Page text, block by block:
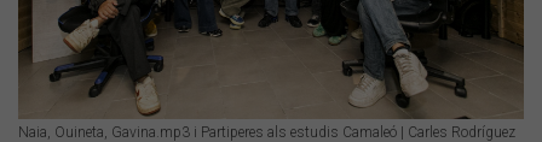
Naia, Ouineta, Gavina.mp3 i Partiperes als estudis Camaleó | Carles Rodríguez